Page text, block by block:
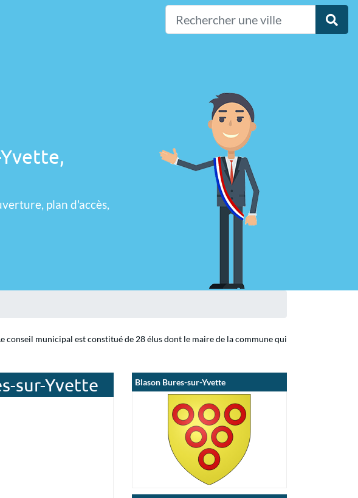
plan d'accès,
conseil municipal est constitué de 28 élus dont le maire de la commune qui
sur-Yvette Blason Bures-sur-Yvette